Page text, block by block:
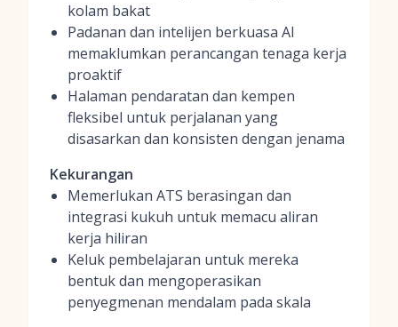
kolam bakat
Padanan dan intelijen berkuasa AI
memaklumkan perancangan tenaga kerja
proaktif
Halaman pendaratan dan kempen
fleksibel untuk perjalanan yang
disasarkan dan konsisten dengan jenama
Kekurangan
Memerlukan ATS berasingan dan
integrasi kukuh untuk memacu aliran
kerja hiliran
Keluk pembelajaran untuk mereka
bentuk dan mengoperasikan
penyegmenan mendalam pada skala